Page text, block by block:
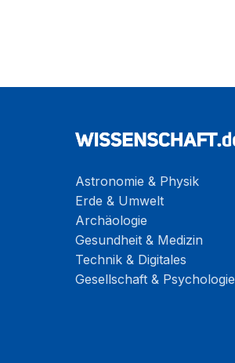
Astronomie & Physik
Erde & Umwelt
Archäologie
Gesundheit & Medizin
Technik & Digitales
Gesellschaft & Psychologie